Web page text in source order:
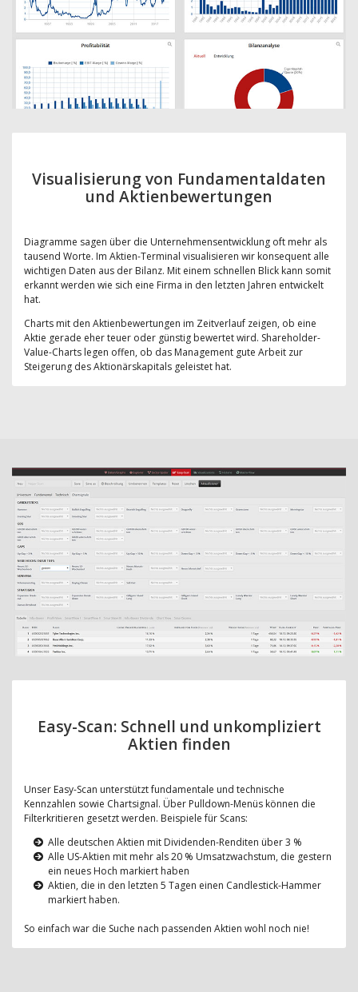
Visualisierung von Fundamentaldaten
und Aktienbewertungen
Diagramme sagen über die Unternehmensentwicklung oft mehr als
tausend Worte. Im Aktien-Terminal visualisieren wir konsequent alle
wichtigen Daten aus der Bilanz. Mit einem schnellen Blick kann somit
erkannt werden wie sich eine Firma in den letzten Jahren entwickelt
hat.
Charts mit den Aktienbewertungen im Zeitverlauf zeigen, ob eine
Aktie gerade eher teuer oder günstig bewertet wird. Shareholder-
Value-Charts legen offen, ob das Management gute Arbeit zur
Steigerung des Aktionärskapitals geleistet hat.
Easy-Scan: Schnell und unkompliziert
Aktien finden
Unser Easy-Scan unterstützt fundamentale und technische
Kennzahlen sowie Chartsignal. Über Pulldown-Menüs können die
Filterkritieren gesetzt werden. Beispiele für Scans:
Alle deutschen Aktien mit Dividenden-Renditen über 3 %
Alle US-Aktien mit mehr als 20 % Umsatzwachstum, die gestern
ein neues Hoch markiert haben
Aktien, die in den letzten 5 Tagen einen Candlestick-Hammer
markiert haben.
So einfach war die Suche nach passenden Aktien wohl noch nie!